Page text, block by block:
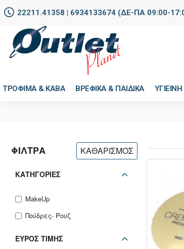
22211.41358 | 6934133674 (ΔΕ-ΠΑ 09:00-
ΤΡΟΦΙΜΑ & ΚΑΒΑ ΒΡΕΦΙΚΑ & ΠΑΙΔΙΚΑ
ΦΙΛΤΡΑ ΚΑΘΑΡΙΣΜΟΣ
ΕΥΡΟΣ ΤΙΜΗΣ
ΚΑΤΗΓΟΡΙΕΣ
MakeUp
Πούδρες- Ρουζ